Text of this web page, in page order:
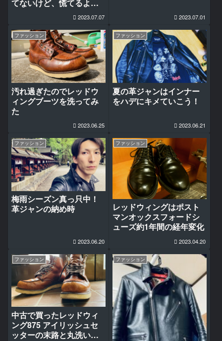
てないけど、慌てるよう
2023.07.07 2023.07.01
ファッション
汚れ過ぎたのでレッドウ
ィングブーツを洗ってみ
た
2023.06.25
ファッション
夏の革ジャンはインナー
をハデにキメていこう！
2023.06.21
ファッション
梅雨シーズン真っ只中！
革ジャンの納め時
2023.06.20
ファッション
レッドウィングはポスト
マンオックスフォードシ
ューズ約1年間の経年変化
2023.04.20
ファッション
中古で買ったレッドウィ
ング875 アイリッシュセ
ッターの末路と丸洗いの
ファッション